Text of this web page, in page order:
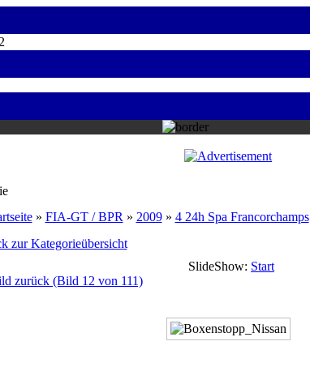
» FIA-GT / BPR » 2009» 4 24h Spa Francorchamps
zur Kategorieübersicht
SlideShow: Start
zurück (Bild 12 von 111)